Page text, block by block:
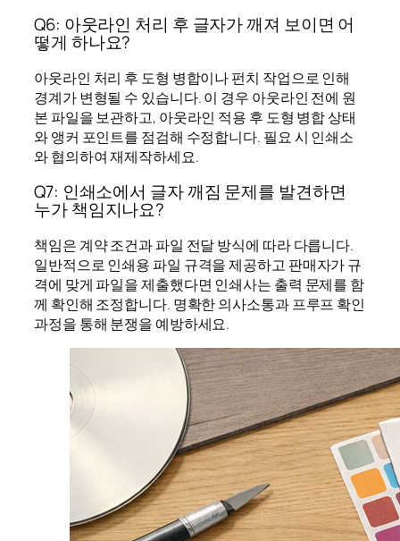
Q6: 아웃라인 처리 후 글자가 깨져 보이면 어
떻게 하나요?
아웃라인 처리 후 도형 병합이나 펀치 작업으로 인해
경계가 변형될 수 있습니다. 이 경우 아웃라인 전에 원
본 파일을 보관하고, 아웃라인 적용 후 도형 병합 상태
와 앵커 포인트를 점검해 수정합니다. 필요 시 인쇄소
와 협의하여 재제작하세요.
Q7: 인쇄소에서 글자 깨짐 문제를 발견하면
누가 책임지나요?
책임은 계약 조건과 파일 전달 방식에 따라 다릅니다.
일반적으로 인쇄용 파일 규격을 제공하고 판매자가 규
격에 맞게 파일을 제출했다면 인쇄사는 출력 문제를 함
께 확인해 조정합니다. 명확한 의사소통과 프루프 확인
과정을 통해 분쟁을 예방하세요.